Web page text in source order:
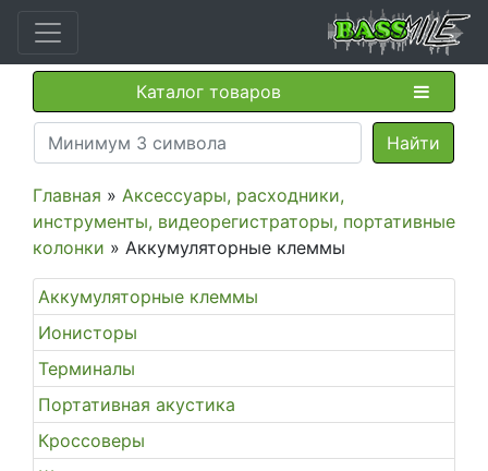
Каталог товаров
Главная » Аксессуары, расходники,
инструменты, видеорегистраторы, портативные
колонки » Аккумуляторные клеммы
Аккумуляторные клеммы
Ионисторы
Терминалы
Портативная акустика
Кроссоверы